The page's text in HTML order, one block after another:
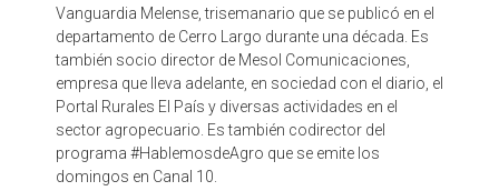
Vanguardia Melense, trisemanario que se publicó en el
departamento de Cerro Largo durante una década. Es
también socio director de Mesol Comunicaciones,
empresa que lleva adelante, en sociedad con el diario, el
Portal Rurales El País y diversas actividades en el
sector agropecuario. Es también codirector del
programa #HablemosdeAgro que se emite los
domingos en Canal 10.